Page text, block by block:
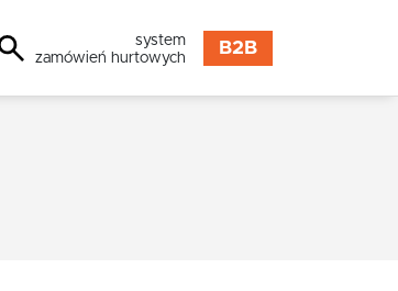
system
zamówień hurtowych
B2B